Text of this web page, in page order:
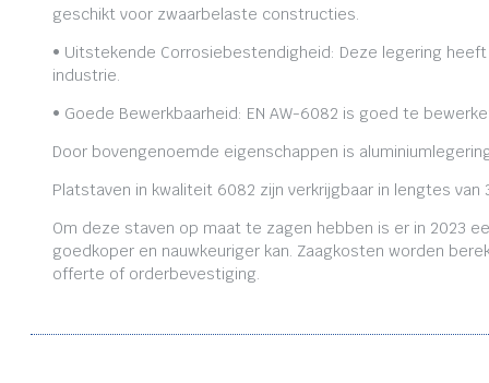
geschikt voor zwaarbelaste constructies.
• Uitstekende Corrosiebestendigheid: Deze legering
industrie.
• Goede Bewerkbaarheid: EN AW-6082 is goed te
Door bovengenoemde eigenschappen is
Platstaven in kwaliteit 6082 zijn verkrijgbaar in lengtes
Om deze staven op maat te zagen hebben is er in 2023
goedkoper en nauwkeuriger kan. Zaagkosten worden
offerte of orderbevestiging.